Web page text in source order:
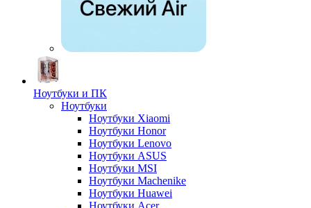
Ноутбуки и ПК
Ноутбуки
Ноутбуки Xiaomi
Ноутбуки Honor
Ноутбуки Lenovo
Ноутбуки ASUS
Ноутбуки MSI
Ноутбуки Machenike
Ноутбуки Huawei
Ноутбуки Acer